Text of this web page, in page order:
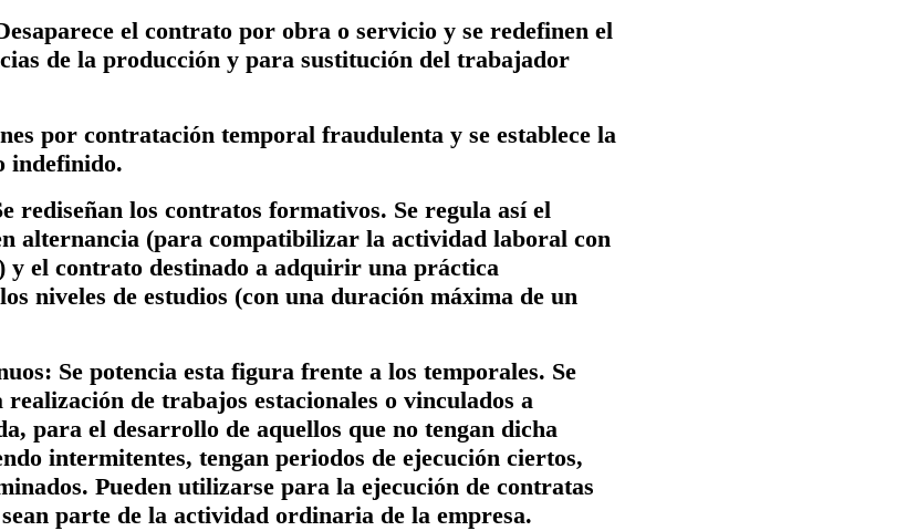
el contrato por obra o servicio y se redefinen el
de la producción y para sustitución del trabajador
por contratación temporal fraudulenta y se establece la
indefinido.
rediseñan los contratos formativos. Se regula así el
alternancia (para compatibilizar la actividad laboral con
y el contrato destinado a adquirir una práctica
niveles de estudios (con una duración máxima de un
Se potencia esta figura frente a los temporales. Se
de trabajos estacionales o vinculados a
para el desarrollo de aquellos que no tengan dicha
intermitentes, tengan periodos de ejecución ciertos,
Pueden utilizarse para la ejecución de contratas
parte de la actividad ordinaria de la empresa.